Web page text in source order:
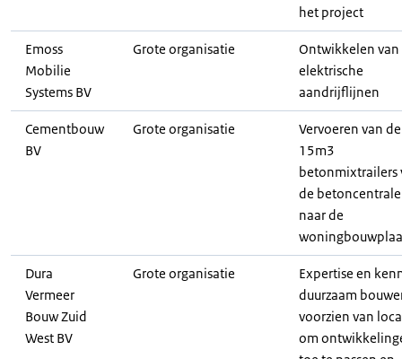
het project
Emoss
Mobilie
Systems BV
Grote organisatie
Ontwikkelen van
elektrische
aandrijflijnen
Cementbouw
BV
Grote organisatie
Vervoeren van de
15m3
betonmixtrailers
de betoncentrale
naar de
Dura
Vermeer
Bouw Zuid
West BV
Grote organisatie
Expertise en
duurzaam
voorzien van
om